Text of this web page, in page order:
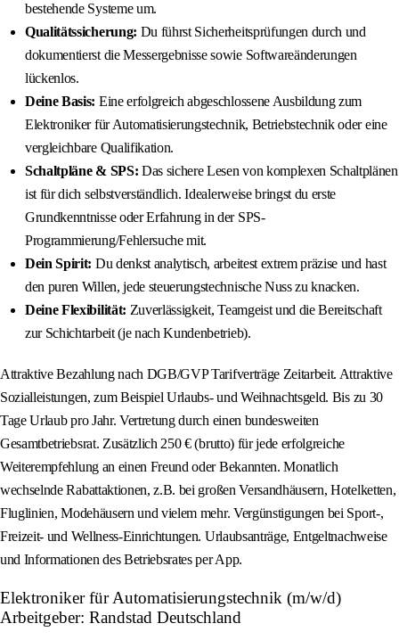
bestehende Systeme um.
Qualitätssicherung: Du führst Sicherheitsprüfungen durch und
dokumentierst die Messergebnisse sowie Softwareänderungen
lückenlos.
Deine Basis: Eine erfolgreich abgeschlossene Ausbildung zum
Elektroniker für Automatisierungstechnik, Betriebstechnik oder eine
vergleichbare Qualifikation.
Schaltpläne & SPS: Das sichere Lesen von komplexen Schaltplänen
ist für dich selbstverständlich. Idealerweise bringst du erste
Grundkenntnisse oder Erfahrung in der SPS-
Programmierung/Fehlersuche mit.
Dein Spirit: Du denkst analytisch, arbeitest extrem präzise und hast
den puren Willen, jede steuerungstechnische Nuss zu knacken.
Deine Flexibilität: Zuverlässigkeit, Teamgeist und die Bereitschaft
zur Schichtarbeit (je nach Kundenbetrieb).
Attraktive Bezahlung nach DGB/GVP Tarifverträge Zeitarbeit. Attraktive
Sozialleistungen, zum Beispiel Urlaubs- und Weihnachtsgeld. Bis zu 30
Tage Urlaub pro Jahr. Vertretung durch einen bundesweiten
Gesamtbetriebsrat. Zusätzlich 250 € (brutto) für jede erfolgreiche
Weiterempfehlung an einen Freund oder Bekannten. Monatlich
wechselnde Rabattaktionen, z.B. bei großen Versandhäusern, Hotelketten,
Fluglinien, Modehäusern und vielem mehr. Vergünstigungen bei Sport-,
Freizeit- und Wellness-Einrichtungen. Urlaubsanträge, Entgeltnachweise
und Informationen des Betriebsrates per App.
Elektroniker für Automatisierungstechnik (m/w/d)
Arbeitgeber: Randstad Deutschland